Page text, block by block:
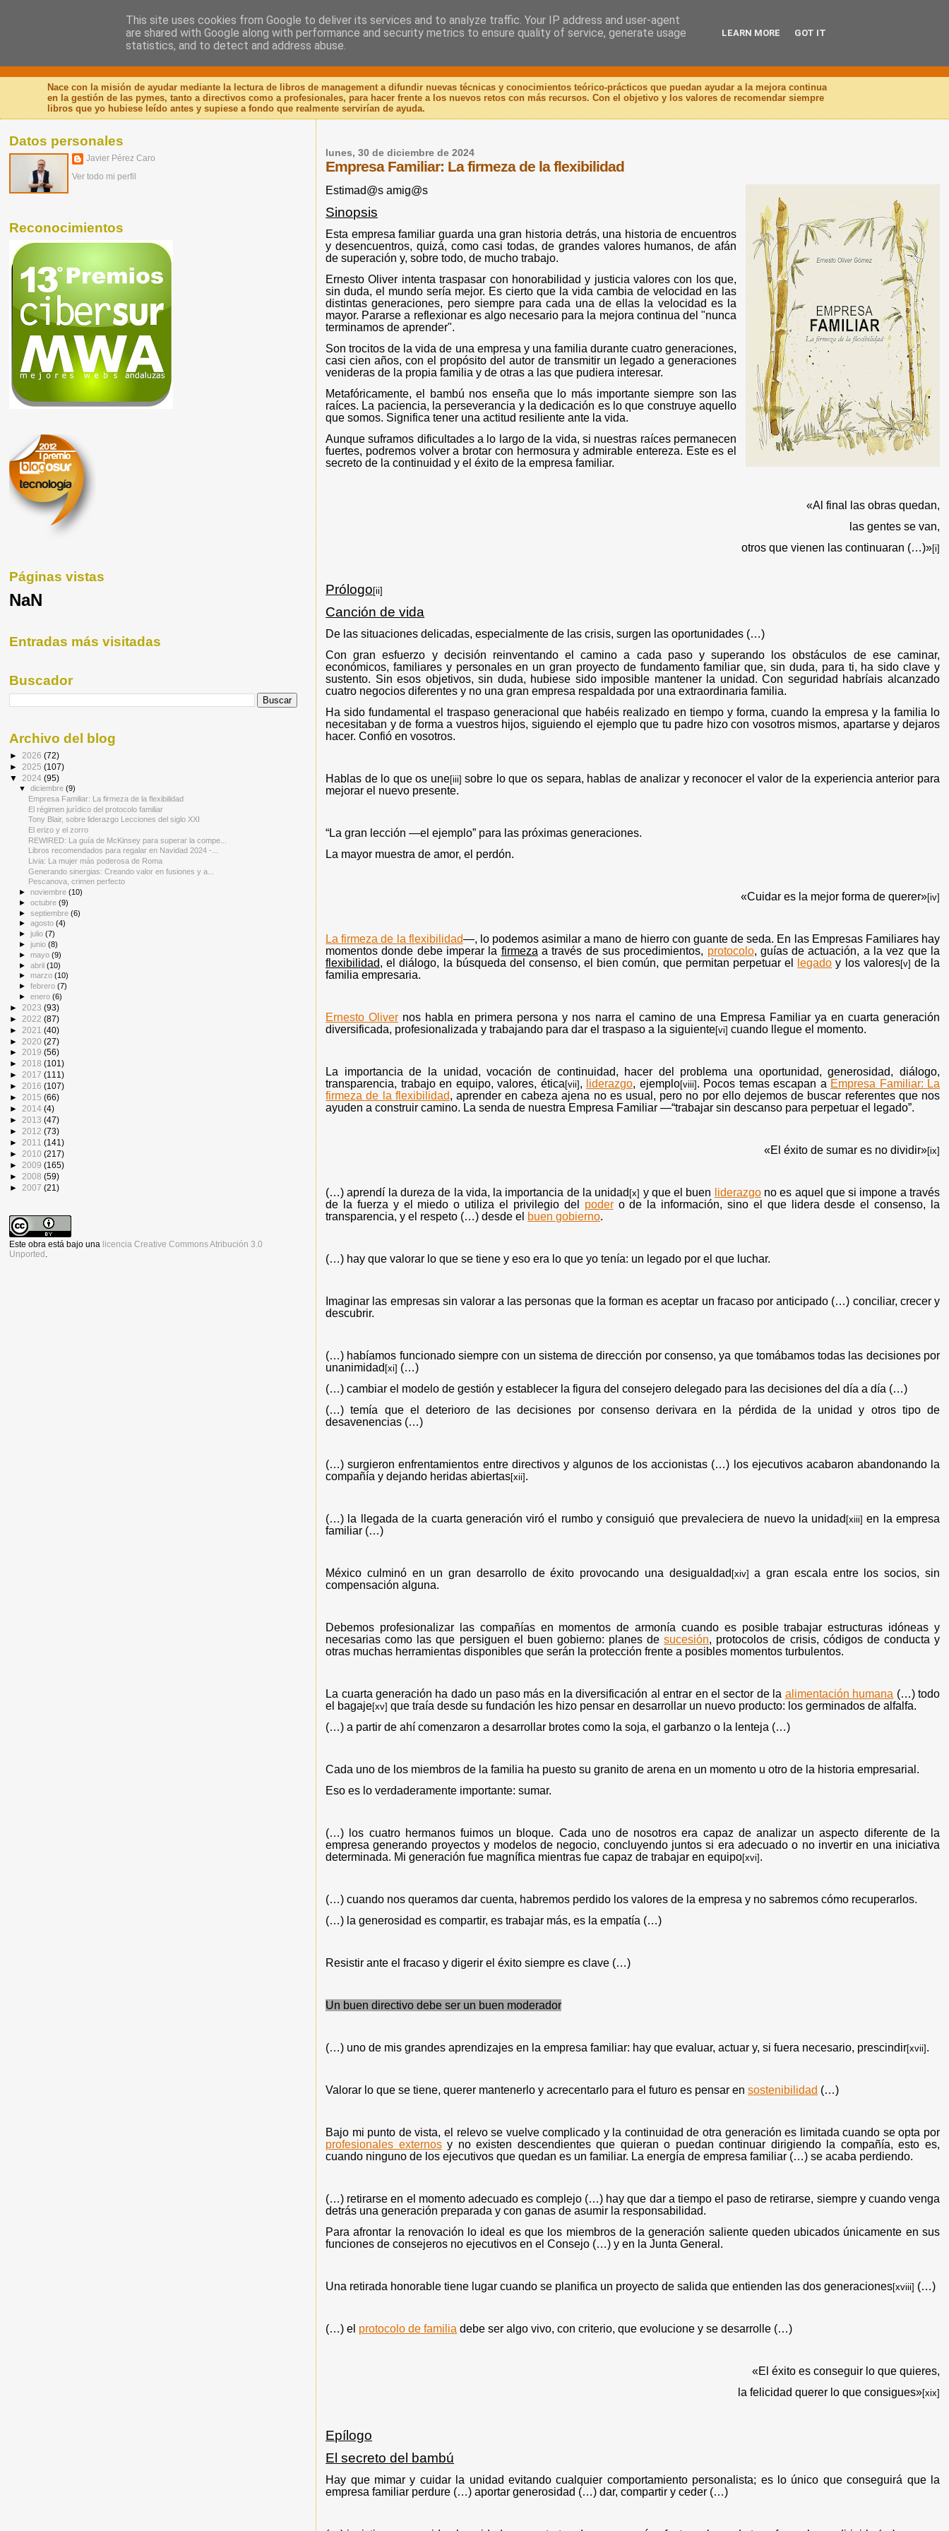
Nuevo Viernes - Nuevo Libro
Nace con la misión de ayudar mediante la lectura de libros de management a difundir nuevas técnicas y conocimientos teórico-prácticos que puedan ayudar a la mejora continua
en la gestión de las pymes, tanto a directivos como a profesionales, para hacer frente a los nuevos retos con más recursos. Con el objetivo y los valores de recomendar siempre
libros que yo hubiese leído antes y supiese a fondo que realmente servirían de ayuda.
lunes, 30 de diciembre de 2024
Empresa Familiar: La firmeza de la flexibilidad
Estimad@s amig@s
Sinopsis
Esta empresa familiar guarda una gran historia detrás, una historia de encuentros
y desencuentros, quizá, como casi todas, de grandes valores humanos, de afán
de superación y, sobre todo, de mucho trabajo.
Ernesto Oliver intenta traspasar con honorabilidad y justicia valores con los que,
sin duda, el mundo sería mejor. Es cierto que la vida cambia de velocidad en las
distintas generaciones, pero siempre para cada una de ellas la velocidad es la
mayor. Pararse a reflexionar es algo necesario para la mejora continua del "nunca
terminamos de aprender".
Son trocitos de la vida de una empresa y una familia durante cuatro generaciones,
casi cien años, con el propósito del autor de transmitir un legado a generaciones
venideras de la propia familia y de otras a las que pudiera interesar.
Metafóricamente, el bambú nos enseña que lo más importante siempre son las
raíces. La paciencia, la perseverancia y la dedicación es lo que construye aquello
que somos. Significa tener una actitud resiliente ante la vida.
Aunque suframos dificultades a lo largo de la vida, si nuestras raíces permanecen
fuertes, podremos volver a brotar con hermosura y admirable entereza. Este es el
secreto de la continuidad y el éxito de la empresa familiar.
«Al final las obras quedan,
las gentes se van,
otros que vienen las continuaran (…)»[i]
Prólogo [ii]
Canción de vida
De las situaciones delicadas, especialmente de las crisis, surgen las oportunidades (…)
Con gran esfuerzo y decisión reinventando el camino a cada paso y superando los obstáculos de ese caminar,
económicos, familiares y personales en un gran proyecto de fundamento familiar que, sin duda, para ti, ha sido clave y
sustento. Sin esos objetivos, sin duda, hubiese sido imposible mantener la unidad. Con seguridad habríais alcanzado
cuatro negocios diferentes y no una gran empresa respaldada por una extraordinaria familia.
Ha sido fundamental el traspaso generacional que habéis realizado en tiempo y forma, cuando la empresa y la familia lo
necesitaban y de forma a vuestros hijos, siguiendo el ejemplo que tu padre hizo con vosotros mismos, apartarse y dejaros
hacer. Confió en vosotros.
Hablas de lo que os une[iii] sobre lo que os separa, hablas de analizar y reconocer el valor de la experiencia anterior para
mejorar el nuevo presente.
“La gran lección —el ejemplo” para las próximas generaciones.
La mayor muestra de amor, el perdón.
«Cuidar es la mejor forma de querer»[iv]
La firmeza de la flexibilidad―, lo podemos asimilar a mano de hierro con guante de seda. En las Empresas Familiares hay
momentos donde debe imperar la firmeza a través de sus procedimientos, protocolo, guías de actuación, a la vez que la
flexibilidad, el diálogo, la búsqueda del consenso, el bien común, que permitan perpetuar el legado y los valores[v] de la
familia empresaria.
Ernesto Oliver nos habla en primera persona y nos narra el camino de una Empresa Familiar ya en cuarta generación
diversificada, profesionalizada y trabajando para dar el traspaso a la siguiente[vi] cuando llegue el momento.
La importancia de la unidad, vocación de continuidad, hacer del problema una oportunidad, generosidad, diálogo,
transparencia, trabajo en equipo, valores, ética[vii] , liderazgo, ejemplo[viii] . Pocos temas escapan a Empresa Familiar: La
firmeza de la flexibilidad, aprender en cabeza ajena no es usual, pero no por ello dejemos de buscar referentes que nos
ayuden a construir camino. La senda de nuestra Empresa Familiar —“trabajar sin descanso para perpetuar el legado”.
«El éxito de sumar es no dividir»[ix]
(…) aprendí la dureza de la vida, la importancia de la unidad [x] y que el buen liderazgono es aquel que si impone a través
de la fuerza y el miedo o utiliza el privilegio del podero de la información, sino el que lidera desde el consenso, la
transparencia, y el respeto (…) desde el buen gobierno.
(…) hay que valorar lo que se tiene y eso era lo que yo tenía: un legado por el que luchar.
Imaginar las empresas sin valorar a las personas que la forman es aceptar un fracaso por anticipado (…) conciliar, crecer y
descubrir.
(…) habíamos funcionado siempre con un sistema de dirección por consenso, ya que tomábamos todas las decisiones por
unanimidad [xi] (…)
(…) cambiar el modelo de gestión y establecer la figura del consejero delegado para las decisiones del día a día (…)
(…) temía que el deterioro de las decisiones por consenso derivara en la pérdida de la unidad y otros tipo de
desavenencias (…)
(…) surgieron enfrentamientos entre directivos y algunos de los accionistas (…) los ejecutivos acabaron abandonando la
compañía y dejando heridas abiertas[xii] .
(…) la llegada de la cuarta generación viró el rumbo y consiguió que prevaleciera de nuevo la unidad [xiii] en la empresa
familiar (…)
México culminó en un gran desarrollo de éxito provocando una desigualdad [xiv]
a gran escala entre los socios, sin
compensación alguna.
Debemos profesionalizar las compañías en momentos de armonía cuando es posible trabajar estructuras idóneas y
necesarias como las que persiguen el buen gobierno: planes desucesión, protocolos de crisis, códigos de conducta y
otras muchas herramientas disponibles que serán la protección frente a posibles momentos turbulentos.
La cuarta generación ha dado un paso más en la diversificación al entrar en el sector de la alimentación humana (…) todo
el bagaje[xv] que traía desde su fundación les hizo pensar en desarrollar un nuevo producto: los germinados de alfalfa.
(…) a partir de ahí comenzaron a desarrollar brotes como la soja, el garbanzo o la lenteja (…)
Cada uno de los miembros de la familia ha puesto su granito de arena en un momento u otro de la historia empresarial.
Eso es lo verdaderamente importante: sumar.
(…) los cuatro hermanos fuimos un bloque. Cada uno de nosotros era capaz de analizar un aspecto diferente de la
empresa generando proyectos y modelos de negocio, concluyendo juntos si era adecuado o no invertir en una iniciativa
determinada. Mi generación fue magnífica mientras fue capaz de trabajar en equipo[xvi] .
(…) cuando nos queramos dar cuenta, habremos perdido los valores de la empresa y no sabremos cómo recuperarlos.
(…) la generosidad es compartir, es trabajar más, es la empatía (…)
Resistir ante el fracaso y digerir el éxito siempre es clave (…)
Un buen directivo debe ser un buen moderador
(…) uno de mis grandes aprendizajes en la empresa familiar: hay que evaluar, actuar y, si fuera necesario, prescindir[xvii] .
Valorar lo que se tiene, querer mantenerlo y acrecentarlo para el futuro es pensar ensostenibilidad (…)
Bajo mi punto de vista, el relevo se vuelve complicado y la continuidad de otra generación es limitada cuando se opta por
profesionales externosy no existen descendientes que quieran o puedan continuar dirigiendo la compañía, esto es,
cuando ninguno de los ejecutivos que quedan es un familiar. La energía de empresa familiar (…) se acaba perdiendo.
(…) retirarse en el momento adecuado es complejo (…) hay que dar a tiempo el paso de retirarse, siempre y cuando venga
detrás una generación preparada y con ganas de asumir la responsabilidad.
Para afrontar la renovación lo ideal es que los miembros de la generación saliente queden ubicados únicamente en sus
funciones de consejeros no ejecutivos en el Consejo (…) y en la Junta General.
Una retirada honorable tiene lugar cuando se planifica un proyecto de salida que entienden las dos generaciones[xviii] (…)
(…) el protocolo de familia debe ser algo vivo, con criterio, que evolucione y se desarrolle (…)
«El éxito es conseguir lo que quieres,
la felicidad querer lo que consigues»[xix]
Epílogo
El secreto del bambú
Hay que mimar y cuidar la unidad evitando cualquier comportamiento personalista; es lo único que conseguirá que la
empresa familiar perdure (…) aportar generosidad (…) dar, compartir y ceder (…)
Datos personales
Javier Pérez Caro
Ver todo mi perfil
Reconocimientos
Páginas vistas
NaN
Entradas más visitadas
Buscador
Archivo del blog
► 2026 (72)
► 2025 (107)
▼ 2024 (95)
▼diciembre(9)
Empresa Familiar: La firmeza de la flexibilidad
El régimen jurídico del protocolo familiar
Tony Blair, sobre liderazgo Lecciones del siglo XXI
El erizo y el zorro
REWIRED: La guía de McKinsey para superar la compe...
Libros recomendados para regalar en Navidad 2024 -...
Livia: La mujer más poderosa de Roma
Generando sinergias: Creando valor en fusiones y a...
Pescanova, crimen perfecto
► noviembre(10)
►octubre(9)
►septiembre(6)
►agosto(4)
►julio(7)
►junio(8)
► mayo(9)
►abril(10)
► marzo(10)
►febrero(7)
►enero(6)
► 2023 (93)
► 2022 (87)
► 2021 (40)
► 2020 (27)
► 2019 (56)
► 2018 (101)
► 2017 (111)
► 2016 (107)
► 2015 (66)
► 2014 (4)
► 2013 (47)
► 2012 (73)
► 2011 (141)
► 2010 (217)
► 2009 (165)
► 2008 (59)
► 2007 (21)
Este obra está bajo una licencia Creative Commons Atribución 3.0
Unported
This site uses cookies from Google to deliver its services and to analyze traffic. Your IP address and user-agent
are shared with Google along with performance and security metrics to ensure quality of service, generate usage
statistics, and to detect and address abuse.
LEARN MORE GOT IT